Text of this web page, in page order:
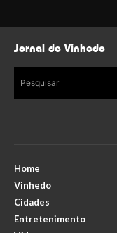
Jornal de Vinhedo
Pesquisar
Home
Vinhedo
Cidades
Entretenimento